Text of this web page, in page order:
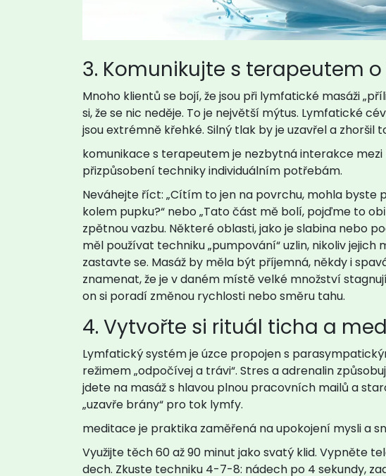
3. Komunikujte s terapeutem
Mnoho klientů se bojí, že jsou při lymfatické masáži
si, že se nic neděje. To je největší mýtus. Lymfatické
jsou extrémně křehké. Silný tlak by je uzavřel a zhoršil
komunikace s terapeutemje nezbytná interakce
přizpůsobení techniky individuálním potřebám.
Neváhejte říct: „Cítím to jen na povrchu, mohla
kolem pupku?“ nebo „Tato část mě bolí, pojďme to
zpětnou vazbu. Některé oblasti, jako je slabina nebo
měl používat techniku „pumpování“ uzlin, nikoliv
zastavte se. Masáž by měla být příjemná, někdy i
znamenat, že je v daném místě velké množství
on si poradí změnou rychlosti nebo směru tahu.
4. Vytvořte si rituál ticha a
Lymfatický systém je úzce propojen s
režimem „odpočívej a trávi“. Stres a adrenalin
jdete na masáž s hlavou plnou pracovních mailů a
„uzavře brány“ pro tok lymfy.
meditaceje praktika zaměřená na upokojení mysli a
Využijte těch 60 až 90 minut jako svatý klid. Vypněte
dech. Zkuste techniku 4-7-8: nádech po 4 sekundy,